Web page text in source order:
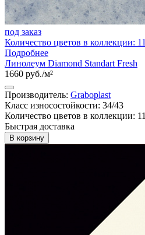
под заказ
Количество цветов в коллекции: 11
Подробнее
Линолеум Diamond Standart Fresh
1660 руб./м²
Производитель: Graboplast
Класс износостойкости: 34/43
Количество цветов в коллекции: 11
Быстрая доставка
В корзину